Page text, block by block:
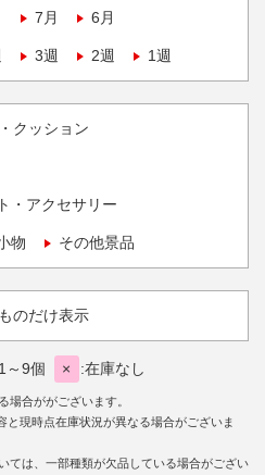
7月 6月
3週 2週 1週
クッション
・アクセサリー
物 その他景品
のだけ表示
1～9個 × 在庫なし
合ががございます。
現時点在庫状況が異なる場合がございま
ては、一部種類が欠品している場合がござい